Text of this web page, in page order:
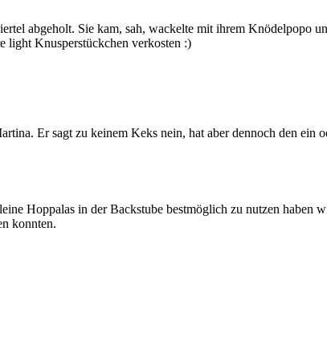
abgeholt. Sie kam, sah, wackelte mit ihrem Knödelpopo
light Knusperstückchen verkosten :)
Er sagt zu keinem Keks nein, hat aber dennoch den ein
Hoppalas in der Backstube bestmöglich zu nutzen haben
konnten.